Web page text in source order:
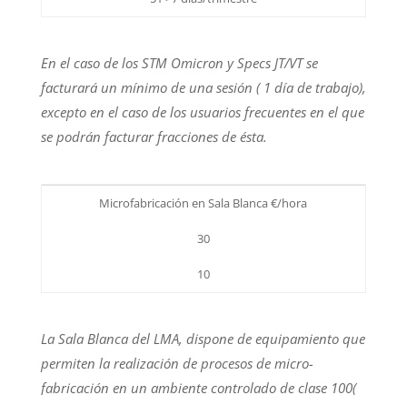
En el caso de los STM Omicron y Specs JT/VT se
facturará un mínimo de una sesión ( 1 día de trabajo),
excepto en el caso de los usuarios frecuentes en el que
se podrán facturar fracciones de ésta.
Microfabricación en Sala Blanca €/hora
30
10
La Sala Blanca del LMA, dispone de equipamiento que
permiten la realización de procesos de micro-
fabricación en un ambiente controlado de clase 100(